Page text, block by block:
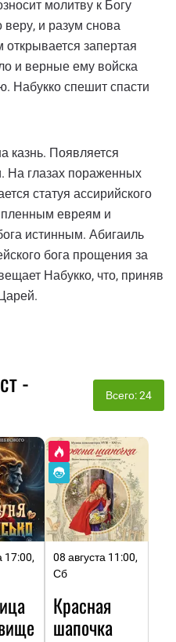
молитву к Богу
и разум снова
запертая
и верные ему войска
Набукко спешит спасти
казнь. Появляется
На глазах пораженных
статуя ассирийского
евреям и
истинным. Абигаиль
бога прощения за
Набукко, что, приняв
-
Всего: 24
17:00,
08 августа 11:00,
Сб
Красная
шапочка